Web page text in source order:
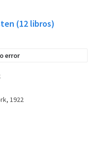
imagen tan sólo como una
(12 libros)
error
1922